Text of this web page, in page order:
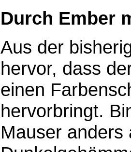
Durch Ember
Aus der
hervor, dass
einen
hervorbringt.
Mauser